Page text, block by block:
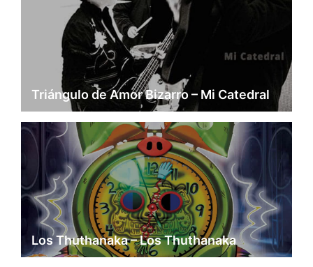
Triángulo de Amor Bizarro – Mi Catedral
Los Thuthanaka – Los Thuthanaka